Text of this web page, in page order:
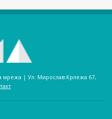
мрежа | Ул. Мирослав Крлежа 67,